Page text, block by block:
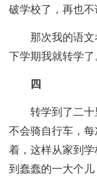
破学校了，再也
那次我的语文
下学期我就转学了
四
转学到了二十
不会骑自行车，
着，这样从家到
到蠢蠢的一大个